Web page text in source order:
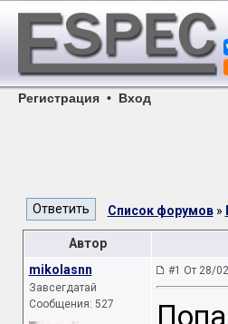
Регистрация • Вход
Список форумов»
Автор
mikolasnn
Завсегдатай
Сообщения: 527
#1 От 28/